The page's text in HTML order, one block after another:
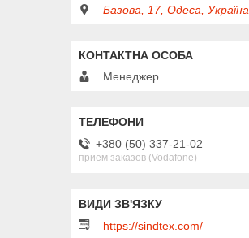
Базова, 17, Одеса, Україна
Менеджер
+380 (50) 337-21-02
прием заказов (Vodafone)
https://sindtex.com/